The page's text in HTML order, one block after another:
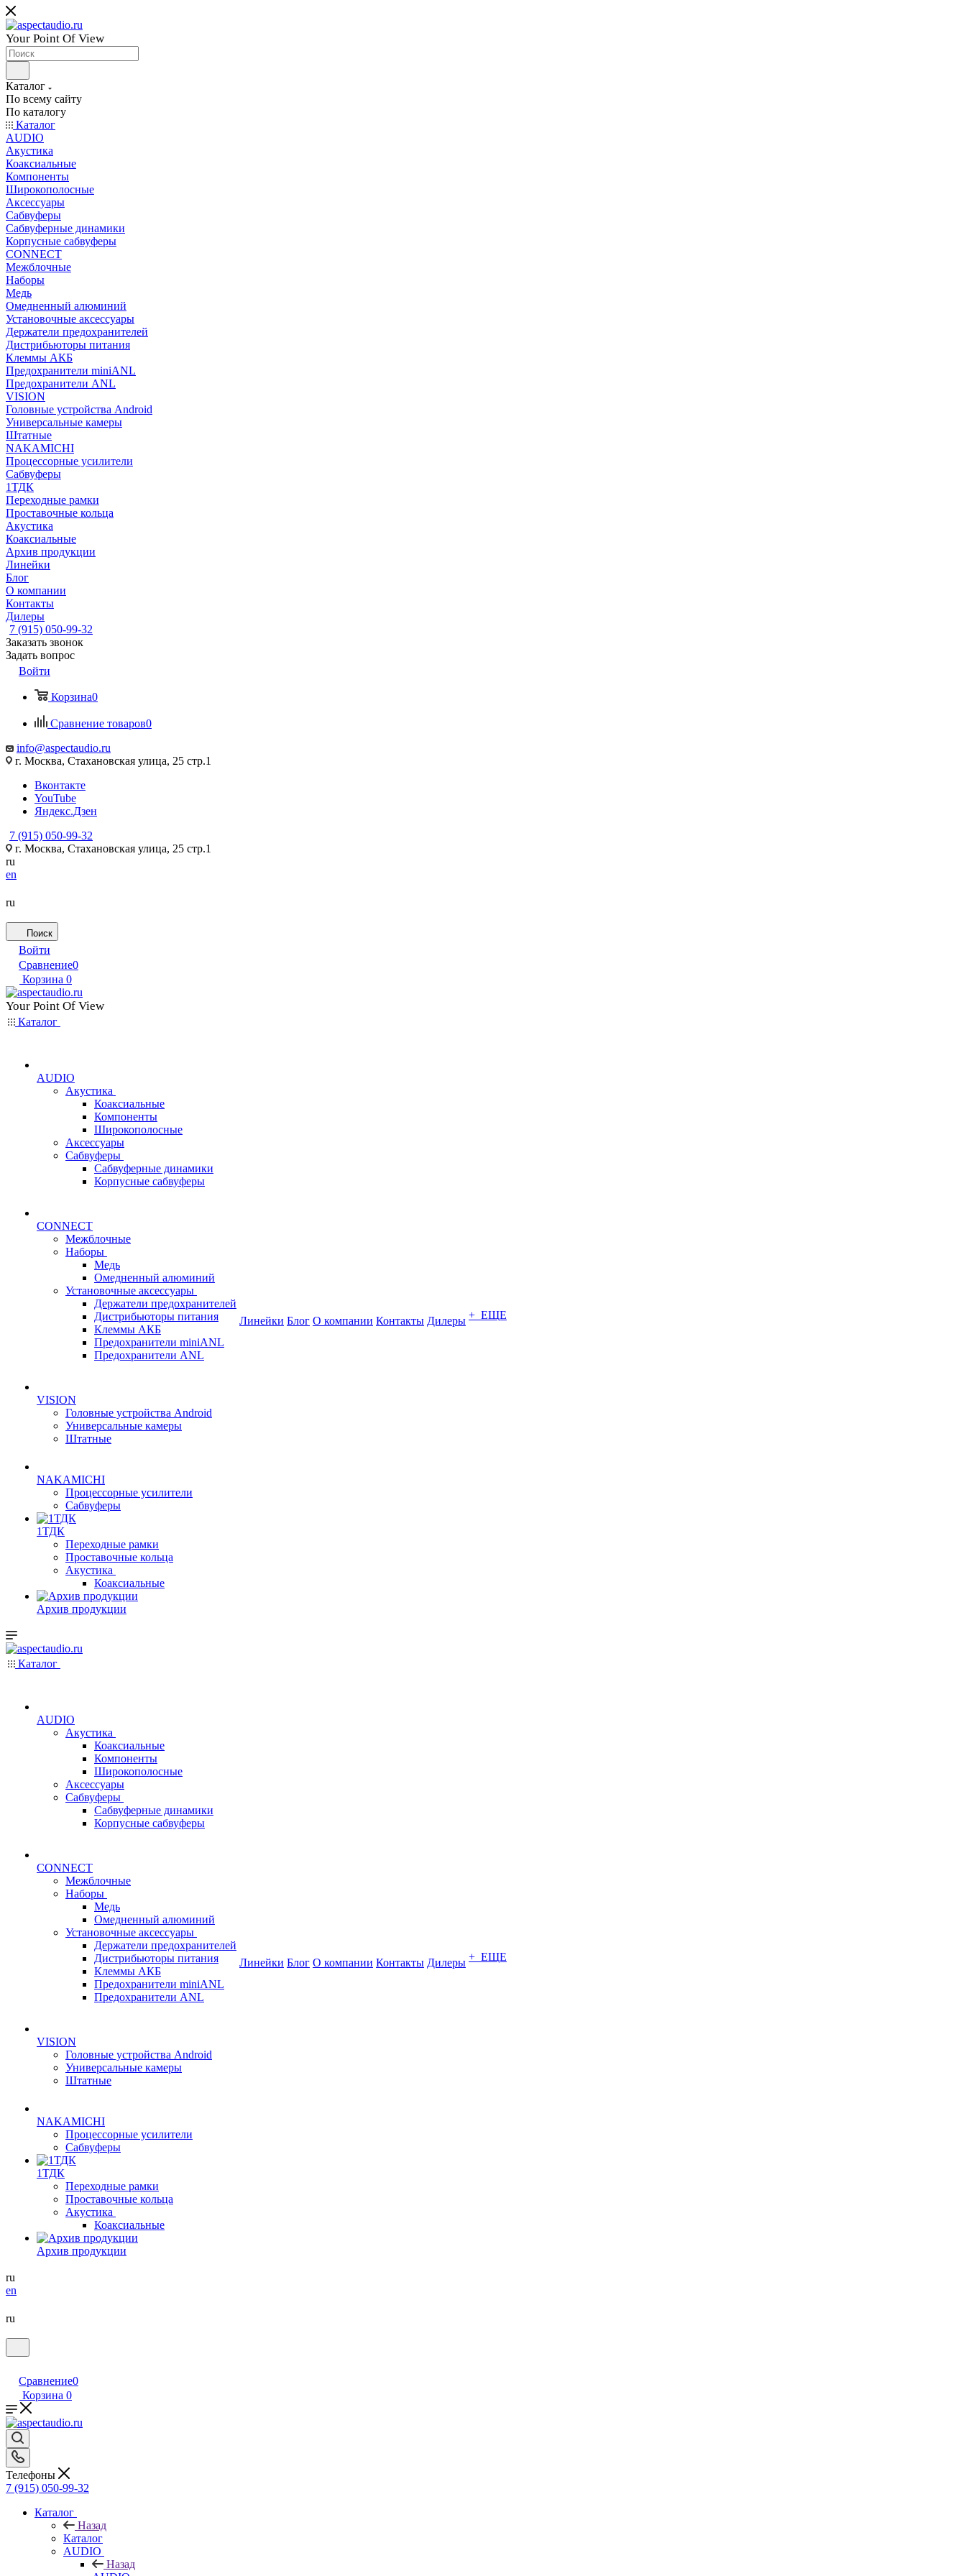
Your Point Of View
Каталог
По всему сайту
По каталогу
Каталог
AUDIO
Акустика
Коаксиальные
Компоненты
Широкополосные
Аксессуары
Сабвуферы
Сабвуферные динамики
Корпусные сабвуферы
CONNECT
Межблочные
Наборы
Медь
Омедненный алюминий
Установочные аксессуары
Держатели предохранителей
Дистрибьюторы питания
Клеммы АКБ
Предохранители miniANL
Предохранители ANL
VISION
Головные устройства Android
Универсальные камеры
Штатные
NAKAMICHI
Процессорные усилители
Сабвуферы
1ТДК
Переходные рамки
Проставочные кольца
Акустика
Коаксиальные
Архив продукции
Линейки
Блог
О компании
Контакты
Дилеры
7 (915) 050-99-32
Заказать звонок
Задать вопрос
Войти
Корзина0
Сравнение товаров0
info@aspectaudio.ru
г. Москва, Стахановская улица, 25 стр.1
Вконтакте
YouTube
Яндекс.Дзен
7 (915) 050-99-32
г. Москва, Стахановская улица, 25 стр.1
ru
en
ru
Поиск
Войти
Сравнение0
Корзина 0
Your Point Of View
Каталог
AUDIO
Акустика
Коаксиальные
Компоненты
Широкополосные
Аксессуары
Сабвуферы
Сабвуферные динамики
Корпусные сабвуферы
CONNECT
Межблочные
Наборы
Медь
Омедненный алюминий
Установочные аксессуары
Держатели предохранителей
Дистрибьюторы питания
Клеммы АКБ
Предохранители miniANL
Предохранители ANL
VISION
Головные устройства Android
Универсальные камеры
Штатные
NAKAMICHI
Процессорные усилители
Сабвуферы
1ТДК
Переходные рамки
Проставочные кольца
Акустика
Коаксиальные
Архив продукции
Линейки Блог О компании Контакты Дилеры + ЕЩЕ
Каталог
AUDIO
Акустика
Коаксиальные
Компоненты
Широкополосные
Аксессуары
Сабвуферы
Сабвуферные динамики
Корпусные сабвуферы
CONNECT
Межблочные
Наборы
Медь
Омедненный алюминий
Установочные аксессуары
Держатели предохранителей
Дистрибьюторы питания
Клеммы АКБ
Предохранители miniANL
Предохранители ANL
VISION
Головные устройства Android
Универсальные камеры
Штатные
NAKAMICHI
Процессорные усилители
Сабвуферы
1ТДК
Переходные рамки
Проставочные кольца
Акустика
Коаксиальные
Архив продукции
Линейки Блог О компании Контакты Дилеры + ЕЩЕ
ru
en
ru
Сравнение0
Корзина 0
Телефоны
7 (915) 050-99-32
Каталог
Назад
Каталог
AUDIO
Назад